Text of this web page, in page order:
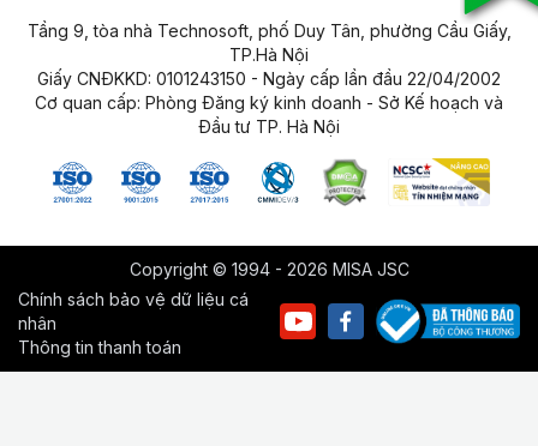
Tầng 9, tòa nhà Technosoft, phố Duy Tân, phường Cầu Giấy,
TP.Hà Nội
Giấy CNĐKKD: 0101243150 - Ngày cấp lần đầu 22/04/2002
Cơ quan cấp: Phòng Đăng ký kinh doanh - Sở Kế hoạch và
Đầu tư TP. Hà Nội
Copyright © 1994 - 2026 MISA JSC
Chính sách bảo vệ dữ liệu cá
nhân
Thông tin thanh toán